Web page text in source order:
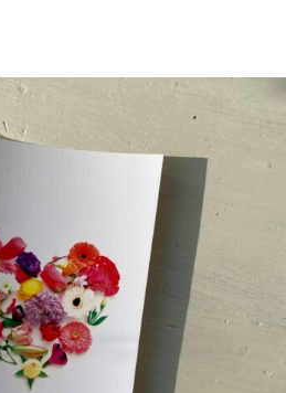
➸ Houten Kist